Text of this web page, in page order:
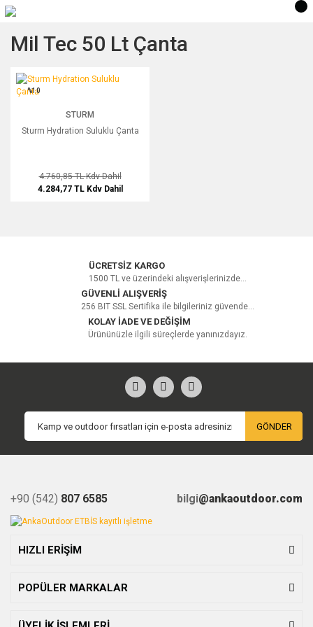
Mil Tec 50 Lt Çanta
Sturm Hydration Suluklu Çanta
%10
STURM
Sturm Hydration Suluklu Çanta
4.760,85 TLKdv Dahil
4.284,77 TL Kdv Dahil
ÜCRETSİZ KARGO
1500 TL ve üzerindeki alışverişlerinizde...
GÜVENLİ ALIŞVERİŞ
256 BIT SSL Sertifika ile bilgileriniz güvende...
KOLAY İADE VE DEĞİŞİM
Ürününüzle ilgili süreçlerde yanınızdayız.
GÖNDER
+90 (542) 807 6585 bilgi@ankaoutdoor.com
HIZLI ERİŞİM
POPÜLER MARKALAR